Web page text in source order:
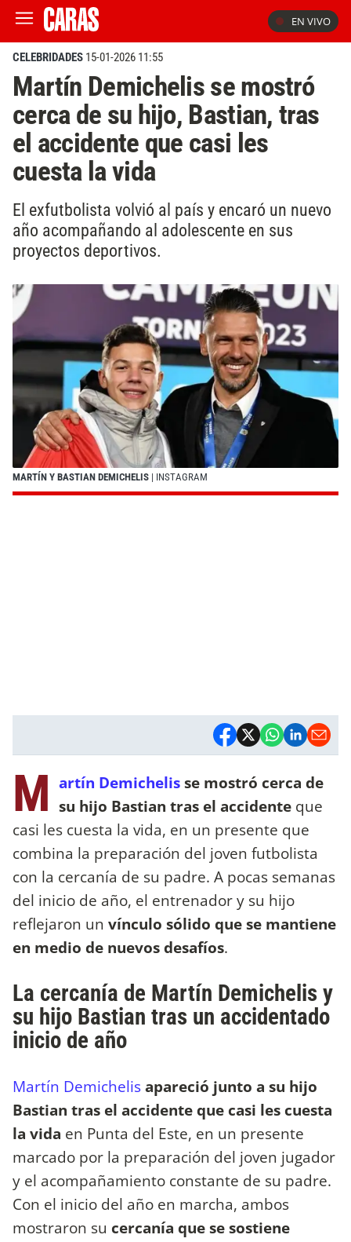
EN VIVO
CELEBRIDADES 15-01-2026 11:55
Martín Demichelis se mostró
cerca de su hijo, Bastian, tras
el accidente que casi les
cuesta la vida
El exfutbolista volvió al país y encaró un nuevo
año acompañando al adolescente en sus
proyectos deportivos.
MARTÍN Y BASTIAN DEMICHELIS | INSTAGRAM
M artín Demichelisse mostró cerca de
su hijo Bastian tras el accidente que
casi les cuesta la vida, en un presente que
combina la preparación del joven futbolista
con la cercanía de su padre. A pocas semanas
del inicio de año, el entrenador y su hijo
reflejaron un vínculo sólido que se mantiene
en medio de nuevos desafíos.
La cercanía de Martín Demichelis y
su hijo Bastian tras un accidentado
inicio de año
Martín Demichelisapareció junto a su hijo
Bastian tras el accidente que casi les cuesta
la vida en Punta del Este, en un presente
marcado por la preparación del joven jugador
y el acompañamiento constante de su padre.
Con el inicio del año en marcha, ambos
mostraron su cercanía que se sostiene